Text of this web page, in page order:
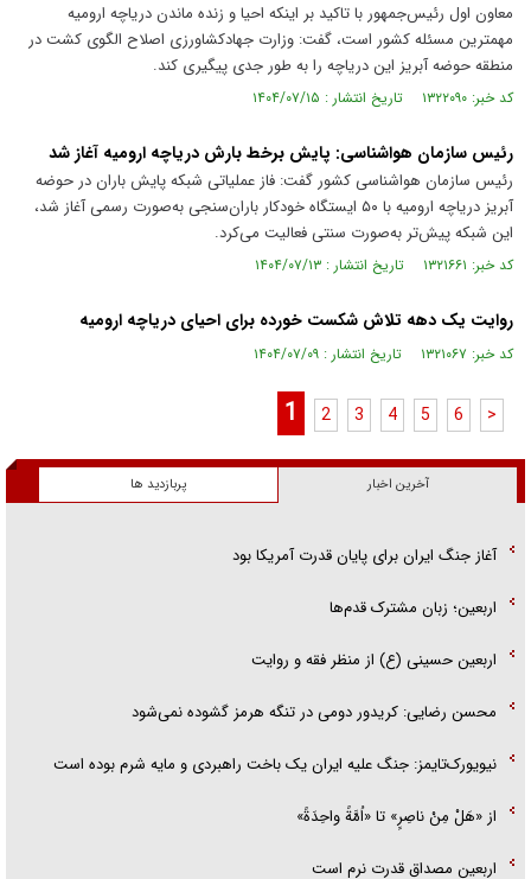
معاون اول رئیس‌جمهور با تاکید بر اینکه احیا و زنده ماندن دریاچه ارومیه
مهمترین مسئله کشور است، گفت: وزارت جهادکشاورزی اصلاح الگوی کشت در
منطقه حوضه آبریز این دریاچه را به طور جدی پیگیری کند.
کد خبر: ۱۳۲۲۰۹۰ تاریخ انتشار : ۱۴۰۴/۰۷/۱۵
رئیس سازمان هواشناسی: پایش برخط بارش دریاچه ارومیه آغاز شد
رئیس سازمان هواشناسی کشور گفت: فاز عملیاتی شبکه پایش باران در حوضه
آبریز دریاچه ارومیه با ۵۰ ایستگاه خودکار باران‌سنجی به‌صورت رسمی آغاز شد،
این شبکه پیش‌تر به‌صورت سنتی فعالیت می‌کرد.
کد خبر: ۱۳۲۱۶۶۱ تاریخ انتشار : ۱۴۰۴/۰۷/۱۳
روایت یک دهه تلاش شکست خورده برای احیای دریاچه ارومیه
کد خبر: ۱۳۲۱۰۶۷ تاریخ انتشار : ۱۴۰۴/۰۷/۰۹
1 2 3 4 5 6 >
آخرین اخبار پربازدید ها
آغاز جنگ ایران برای پایان قدرت آمریکا بود
اربعین؛ زبان مشترک قدم‌ها
اربعین حسینی (ع) از منظر فقه و روایت
محسن رضایی: کریدور دومی در تنگه هرمز گشوده نمی‌شود
نیویورک‌تایمز: جنگ علیه ایران یک باخت راهبردی و مایه شرم بوده است
از «هَلْ مِنْ ناصِرٍ» تا «اُمَّةً واحِدَةً»
اربعین مصداق قدرت نرم است